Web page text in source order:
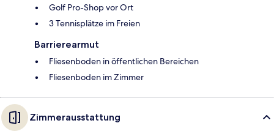
Golf Pro-Shop vor Ort
3 Tennisplätze im Freien
Barrierearmut
Fliesenboden in öffentlichen Bereichen
Fliesenboden im Zimmer
Zimmerausstattung